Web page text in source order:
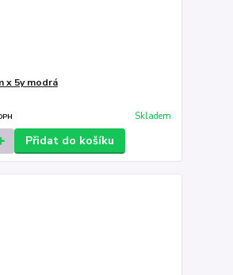
x 5y modrá
Skladem
Přidat do košíku